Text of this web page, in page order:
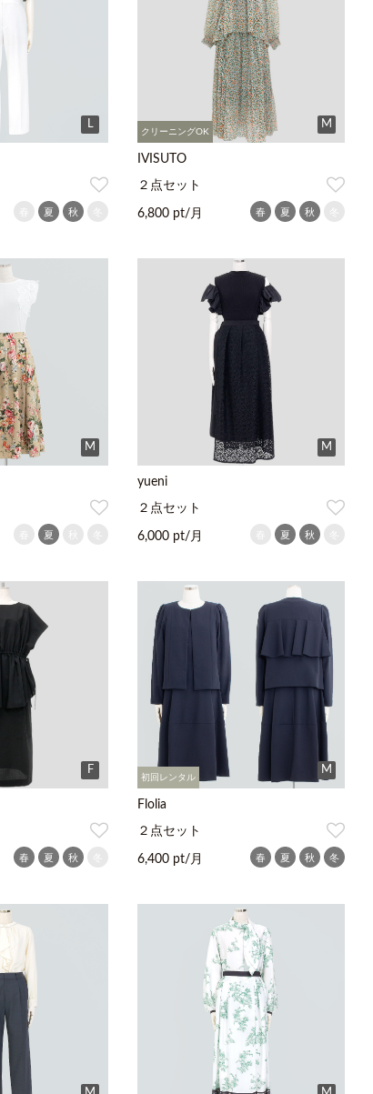
L
夏 秋
クリーニングOK
M
IVISUTO
２点セット
6,800 pt/月 春 夏 秋
M
夏
M
yueni
２点セット
6,000 pt/月 夏 秋
F
春 夏 秋
初回レンタル
M
Flolia
２点セット
6,400 pt/月 春 夏 秋 冬